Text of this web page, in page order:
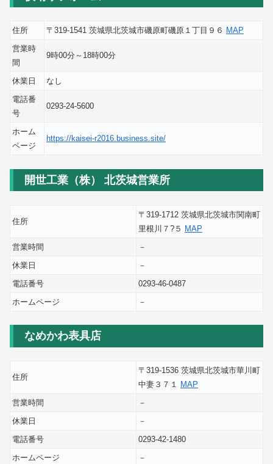
住所 〒319-1541 茨城県北茨城市磯原町磯原１丁目９６ MAP
営業時
間
9時00分～18時00分
休業日
なし
電話番
号
0293-24-5600
ホーム
ページ
https://kaisei-r2016.business.site/
開世工業（株） 北茨城営業所
住所
〒319-1712 茨城県北茨城市関南町
里根川７?５ MAP
営業時間
－
休業日
－
電話番号
0293-46-0487
ホームページ
－
なめかわ表具店
住所
〒319-1536 茨城県北茨城市華川町
中妻３７１ MAP
営業時間
－
休業日
－
電話番号
0293-42-1480
ホームページ
－